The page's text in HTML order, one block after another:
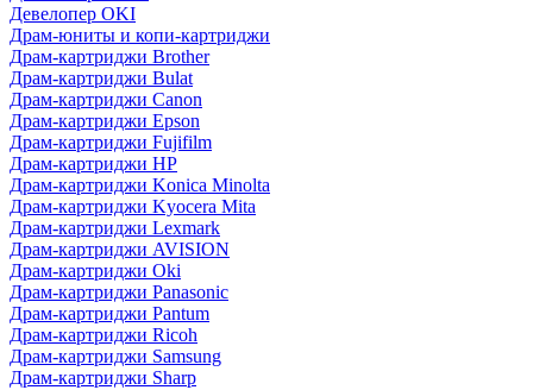
Девелопер OKI
Драм-юниты и копи-картриджи
Драм-картриджи Brother
Драм-картриджи Bulat
Драм-картриджи Canon
Драм-картриджи Epson
Драм-картриджи Fujifilm
Драм-картриджи HP
Драм-картриджи Konica Minolta
Драм-картриджи Kyocera Mita
Драм-картриджи Lexmark
Драм-картриджи AVISION
Драм-картриджи Oki
Драм-картриджи Panasonic
Драм-картриджи Pantum
Драм-картриджи Ricoh
Драм-картриджи Samsung
Драм-картриджи Sharp